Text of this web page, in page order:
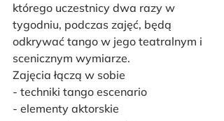
którego uczestnicy dwa razy w
tygodniu, podczas zajęć, będą
odkrywać tango w jego teatralnym i
scenicznym wymiarze.
Zajęcia łączą w sobie
- techniki tango escenario
- elementy aktorskie